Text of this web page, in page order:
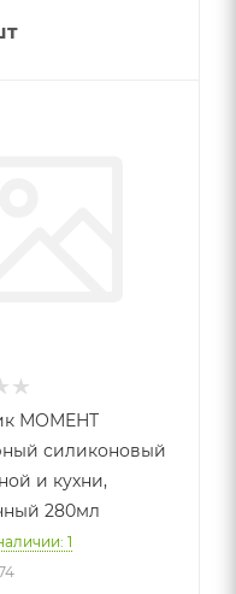
МОМЕНТ
силиконовый
и кухни,
280мл
1